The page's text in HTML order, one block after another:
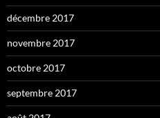
décembre 2017
novembre 2017
octobre 2017
septembre 2017